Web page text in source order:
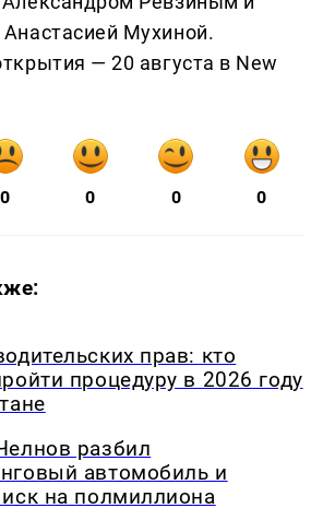
Мухиной.
— 20 августа в New
0 0 0 0
прав: кто
процедуру в 2026 году
разбил
автомобиль и
на полмиллиона